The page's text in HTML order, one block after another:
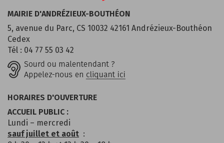
MAIRIE D'ANDRÉZIEUX-BOUTHÉON
5, avenue du Parc, CS 10032 42161 Andrézieux-Bouthéon
Cedex
Tél : 04 77 55 03 42
HORAIRES D'OUVERTURE
ACCUEIL PUBLIC :
Lundi – mercredi
sauf juillet et août :